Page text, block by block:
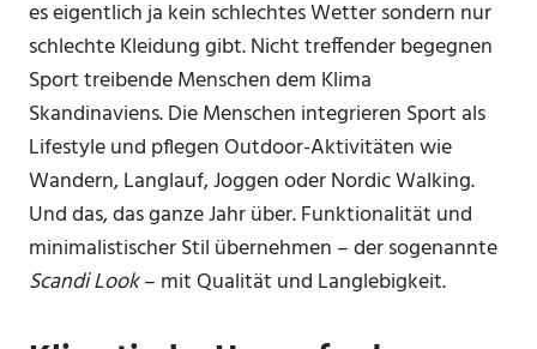
es eigentlich ja kein schlechtes Wetter sondern nur
schlechte Kleidung gibt. Nicht treffender begegnen
Sport treibende Menschen dem Klima
Skandinaviens. Die Menschen integrieren Sport als
Lifestyle und pflegen Outdoor-Aktivitäten wie
Wandern, Langlauf, Joggen oder Nordic Walking.
Und das, das ganze Jahr über. Funktionalität und
minimalistischer Stil übernehmen – der sogenannte
Scandi Look– mit Qualität und Langlebigkeit.